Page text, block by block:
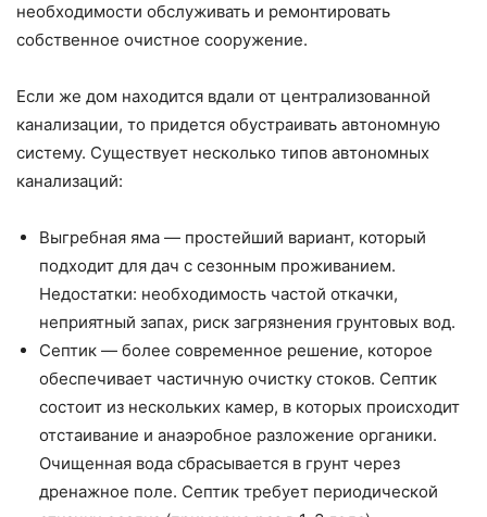
необходимости обслуживать и ремонтировать
собственное очистное сооружение.
Если же дом находится вдали от централизованной
канализации, то придется обустраивать автономную
систему. Существует несколько типов автономных
канализаций:
Выгребная яма — простейший вариант, который
подходит для дач с сезонным проживанием.
Недостатки: необходимость частой откачки,
неприятный запах, риск загрязнения грунтовых вод.
Септик — более современное решение, которое
обеспечивает частичную очистку стоков. Септик
состоит из нескольких камер, в которых происходит
отстаивание и анаэробное разложение органики.
Очищенная вода сбрасывается в грунт через
дренажное поле. Септик требует периодической